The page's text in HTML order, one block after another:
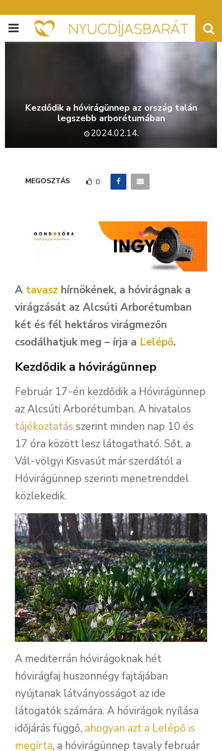
PRIMARY
Kezdődik a hóvirágünnep az ország talán
legszebb arborétumában
2024.02.14.
MEGOSZTÁS 0
A tavasz hírnökének, a hóvirágnak a
virágzását az Alcsúti Arborétumban
két és fél hektáros virágmezőn
csodálhatjuk meg – írja a Lelépő.
Kezdődik a hóvirágünnep
Február 17-én kezdődik a Hóvirágünnep
az Alcsúti Arborétumban. A hivatalos
tájékoztatás szerint minden nap 10 és
17 óra között lesz látogatható. Sőt, a
Vál-völgyi Kisvasút már szerdától a
Hóvirágünnep szerinti menetrenddel
közlekedik.
A mediterrán hóvirágoknak hét
hóvirágfaj huszonnégy fajtájában
nyújtanak látványosságot az ide
látogatók számára. A hóvirágok nyílása
időjárás függő, ahogyan azt a Lelépő is
megírta, a hóvirágünnep tavaly február